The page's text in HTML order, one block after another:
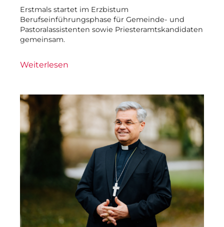
Erstmals startet im Erzbistum
Berufseinführungsphase für Gemeinde- und
Pastoralassistenten sowie Priesteramtskandidaten
gemeinsam.
Weiterlesen